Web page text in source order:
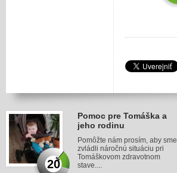
20
Pomoc pre Tomáška a
jeho rodinu
Pomôžte nám prosím, aby sme
zvládli náročnú situáciu pri
Tomáškovom zdravotnom
stave....